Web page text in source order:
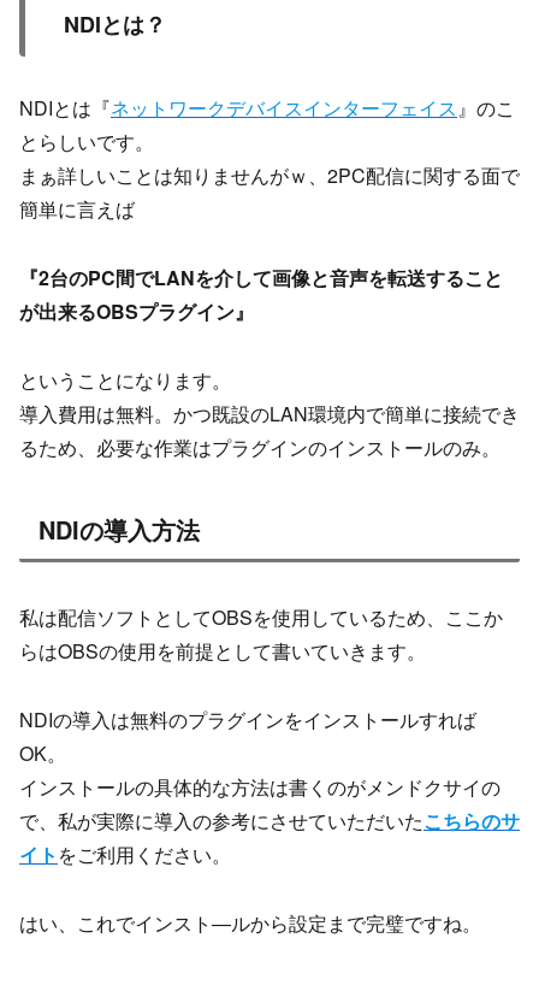
NDIとは？
NDIとは『ネットワークデバイスインターフェイス』のこ
とらしいです。
まぁ詳しいことは知りませんがｗ、2PC配信に関する面で
簡単に言えば
『2台のPC間でLANを介して画像と音声を転送すること
が出来るOBSプラグイン』
ということになります。
導入費用は無料。かつ既設のLAN環境内で簡単に接続でき
るため、必要な作業はプラグインのインストールのみ。
NDIの導入方法
私は配信ソフトとしてOBSを使用しているため、ここか
らはOBSの使用を前提として書いていきます。
NDIの導入は無料のプラグインをインストールすれば
OK。
インストールの具体的な方法は書くのがメンドクサイの
で、私が実際に導入の参考にさせていただいたこちらのサ
イト をご利用ください。
はい、これでインスト―ルから設定まで完璧ですね。